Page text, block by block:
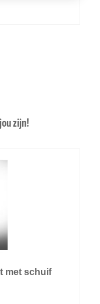
zijn!
met schuif